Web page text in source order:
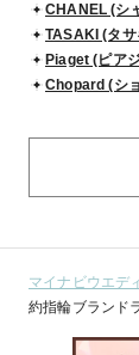
CHANEL (シ
TASAKI (タサ
Piaget (ピア
Chopard (シ
マイナビウエデ
約指輪ブランド